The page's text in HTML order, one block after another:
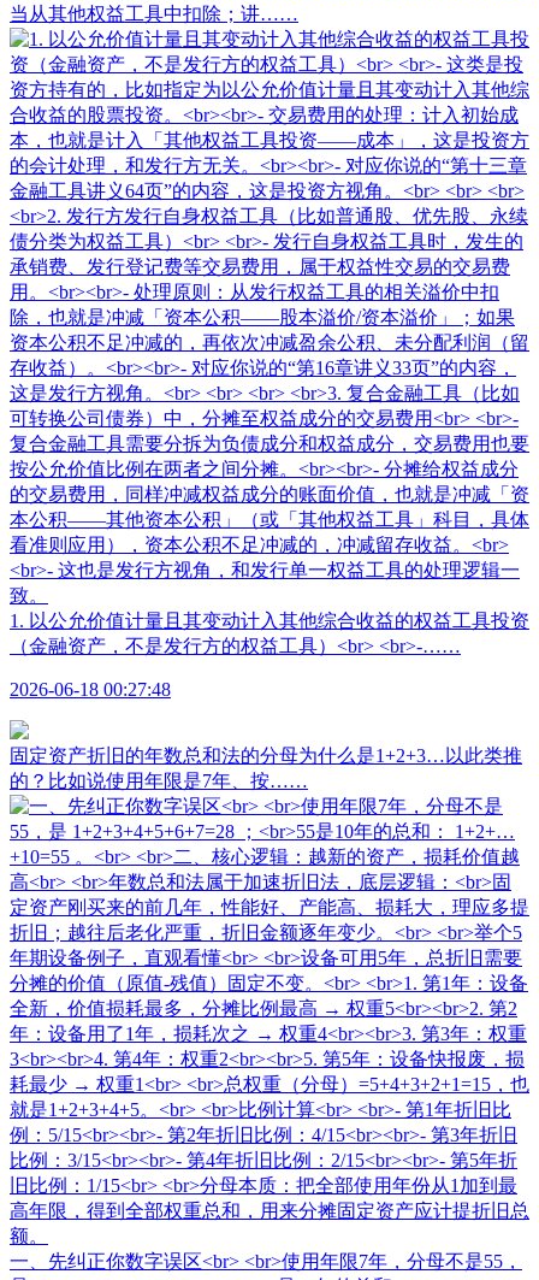
当从其他权益工具中扣除；讲……
1. 以公允价值计量且其变动计入其他综合收益的权益工具投资
（金融资产，不是发行方的权益工具）<br> <br>-……
2026-06-18 00:27:48
固定资产折旧的年数总和法的分母为什么是1+2+3…以此类推
的？比如说使用年限是7年、按……
一、先纠正你数字误区<br> <br>使用年限7年，分母不是55，